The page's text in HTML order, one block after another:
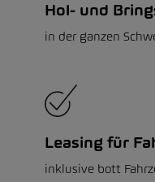
Hol- und
in der ganzen
Leasing für
inklusive bott